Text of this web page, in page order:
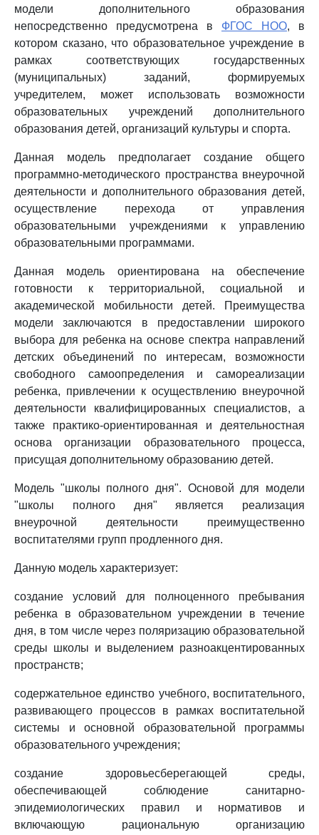
модели дополнительного образования
непосредственно предусмотрена в ФГОС НОО, в
котором сказано, что образовательное учреждение в
рамках соответствующих государственных
(муниципальных) заданий, формируемых
учредителем, может использовать возможности
образовательных учреждений дополнительного
образования детей, организаций культуры и спорта.
Данная модель предполагает создание общего
программно-методического пространства внеурочной
деятельности и дополнительного образования детей,
осуществление перехода от управления
образовательными учреждениями к управлению
образовательными программами.
Данная модель ориентирована на обеспечение
готовности к территориальной, социальной и
академической мобильности детей. Преимущества
модели заключаются в предоставлении широкого
выбора для ребенка на основе спектра направлений
детских объединений по интересам, возможности
свободного самоопределения и самореализации
ребенка, привлечении к осуществлению внеурочной
деятельности квалифицированных специалистов, а
также практико-ориентированная и деятельностная
основа организации образовательного процесса,
присущая дополнительному образованию детей.
Модель "школы полного дня". Основой для модели
"школы полного дня" является реализация
внеурочной деятельности преимущественно
воспитателями групп продленного дня.
Данную модель характеризует:
создание условий для полноценного пребывания
ребенка в образовательном учреждении в течение
дня, в том числе через поляризацию образовательной
среды школы и выделением разноакцентированных
пространств;
содержательное единство учебного, воспитательного,
развивающего процессов в рамках воспитательной
системы и основной образовательной программы
образовательного учреждения;
создание здоровьесберегающей среды,
обеспечивающей соблюдение санитарно-
эпидемиологических правил и нормативов и
включающую рациональную организацию